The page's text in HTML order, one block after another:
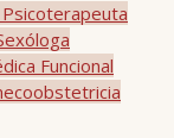
Funcional